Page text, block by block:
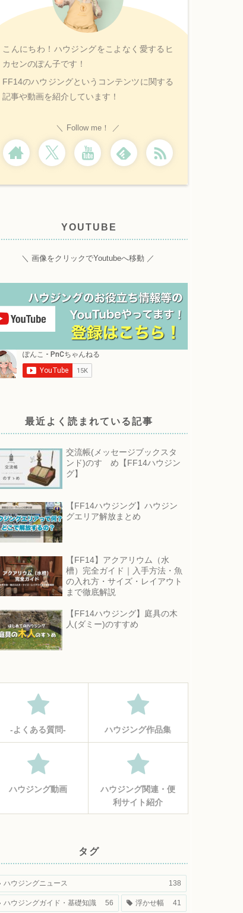
こんにちわ！ハウジングをこよなく愛するヒ
カセンのぽん子です！
FF14のハウジングというコンテンツに関する
記事や動画を紹介しています！
Follow me！
YOUTUBE
＼ 画像をクリックでYoutubeへ移動 ／
最近よく読まれている記事
交流帳(メッセージブックスタ
ンド)のすゝめ【FF14ハウジン
グ】
【FF14ハウジング】ハウジン
グエリア解放まとめ
【FF14】アクアリウム（水
槽）完全ガイド｜入手方法・魚
の入れ方・サイズ・レイアウト
まで徹底解説
【FF14ハウジング】庭具の木
人(ダミー)のすすめ
‐よくある質問‐ ハウジング作品集
ハウジング動画
ハウジング関連・便
利サイト紹介
タグ
ハウジングニュース 138
ハウジングガイド・基礎知識 56 浮かせ幅 41